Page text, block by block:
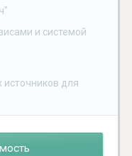
и системой
для